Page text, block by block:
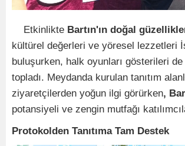
Etkinlikte Bartın'ın doğal
kültürel değerleri ve yöresel lezzetleri
buluşurken, halk oyunları gösterileri
topladı. Meydanda kurulan tanıtım
ziyaretçilerden yoğun ilgi görürken,
potansiyeli ve zengin mutfağı
Protokolden Tanıtıma Tam Destek